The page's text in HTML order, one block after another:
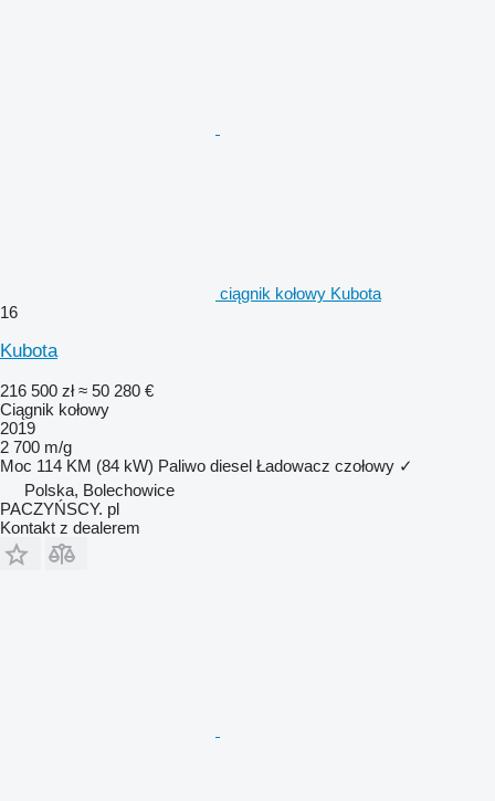
ciągnik kołowy Kubota
16
Kubota
216 500 zł ≈ 50 280 €
Ciągnik kołowy
2019
2 700 m/g
Moc 114 KM (84 kW) Paliwo diesel Ładowacz czołowy ✓
Polska, Bolechowice
PACZYŃSCY. pl
Kontakt z dealerem